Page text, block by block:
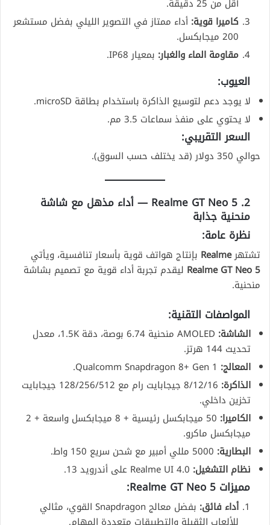
أقل من 25 دقيقة.
كاميرا قوية: أداء ممتاز في التصوير الليلي بفضل مستشعر
200 ميجابكسل.
مقاومة الماء والغبار: بمعيار IP68.
العيوب:
لا يوجد دعم لتوسيع الذاكرة باستخدام بطاقة microSD.
لا يحتوي على منفذ سماعات 3.5 مم.
السعر التقريبي:
حوالي 350 دولار (قد يختلف حسب السوق).
2. Realme GT Neo 5 — أداء مذهل مع شاشة
منحنية جذابة
نظرة عامة:
تشتهرRealme بإنتاج هواتف قوية بأسعار تنافسية، ويأتي
Realme GT Neo 5 ليقدم تجربة أداء قوية مع تصميم بشاشة
منحنية.
المواصفات التقنية:
الشاشة:
AMOLED منحنية 6.74 بوصة، دقة 1.5K، معدل
تحديث 144 هرتز.
المعالج:
الذاكرة:
8/12/16 جيجابايت رام مع 128/256/512 جيجابايت
تخزين داخلي.
الكاميرا:
50 ميجابكسل رئيسية + 8 ميجابكسل واسعة + 2
ميجابكسل ماكرو.
البطارية:
نظام التشغيل:
مميزات Realme GT Neo 5:
أداء فائق:
بفضل معالج Snapdragon القوي، مثالي